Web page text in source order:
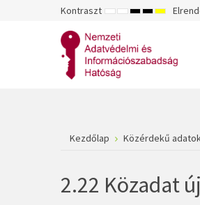
Kontraszt ALAPÉRTELMEZETT
ÉJSZAKAI
NAGY
FEHÉR
MÓD
NAGY
SÁRGA
MÓD
NAGY
MÓD
Kezdőlap Közérdekű
2.22 Közadat